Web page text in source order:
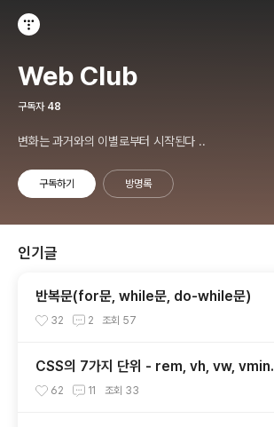
Web Club
구독자 48
변화는 과거와의 이별로부터 시작된다 ..
구독하기 방명록
인기글
반복문(for문, while문, do-while문)
32 2 조회 57
CSS의 7가지 단위 - rem, vh, vw, vmin,
vmax, ex, ch
62 11 조회 33